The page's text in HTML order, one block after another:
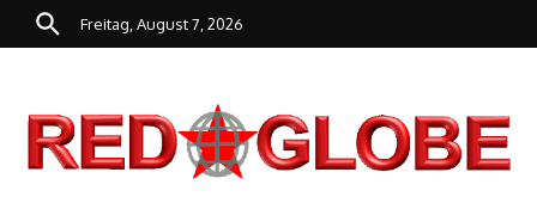
Zum Inhalt springen
Freitag, August 7, 2026